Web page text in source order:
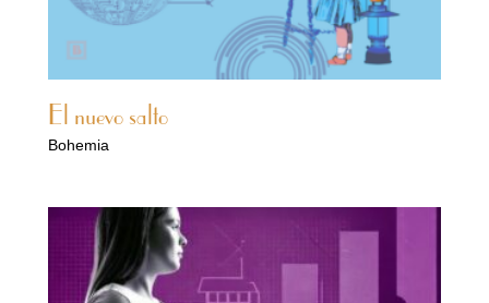
El nuevo salto
Bohemia